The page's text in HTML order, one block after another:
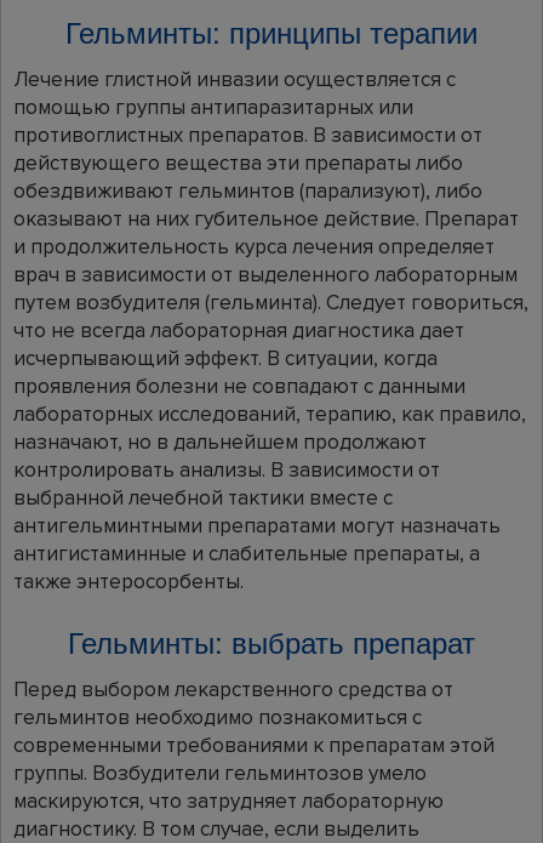
Гельминты: принципы терапии
Лечение глистной инвазии осуществляется с
помощью группы антипаразитарных или
противоглистных препаратов. В зависимости от
действующего вещества эти препараты либо
обездвиживают гельминтов (парализуют), либо
оказывают на них губительное действие. Препарат
и продолжительность курса лечения определяет
врач в зависимости от выделенного лабораторным
путем возбудителя (гельминта). Следует говориться,
что не всегда лабораторная диагностика дает
исчерпывающий эффект. В ситуации, когда
проявления болезни не совпадают с данными
лабораторных исследований, терапию, как правило,
назначают, но в дальнейшем продолжают
контролировать анализы. В зависимости от
выбранной лечебной тактики вместе с
антигельминтными препаратами могут назначать
антигистаминные и слабительные препараты, а
также энтеросорбенты.
Гельминты: выбрать препарат
Перед выбором лекарственного средства от
гельминтов необходимо познакомиться с
современными требованиями к препаратам этой
группы. Возбудители гельминтозов умело
маскируются, что затрудняет лабораторную
диагностику. В том случае, если выделить